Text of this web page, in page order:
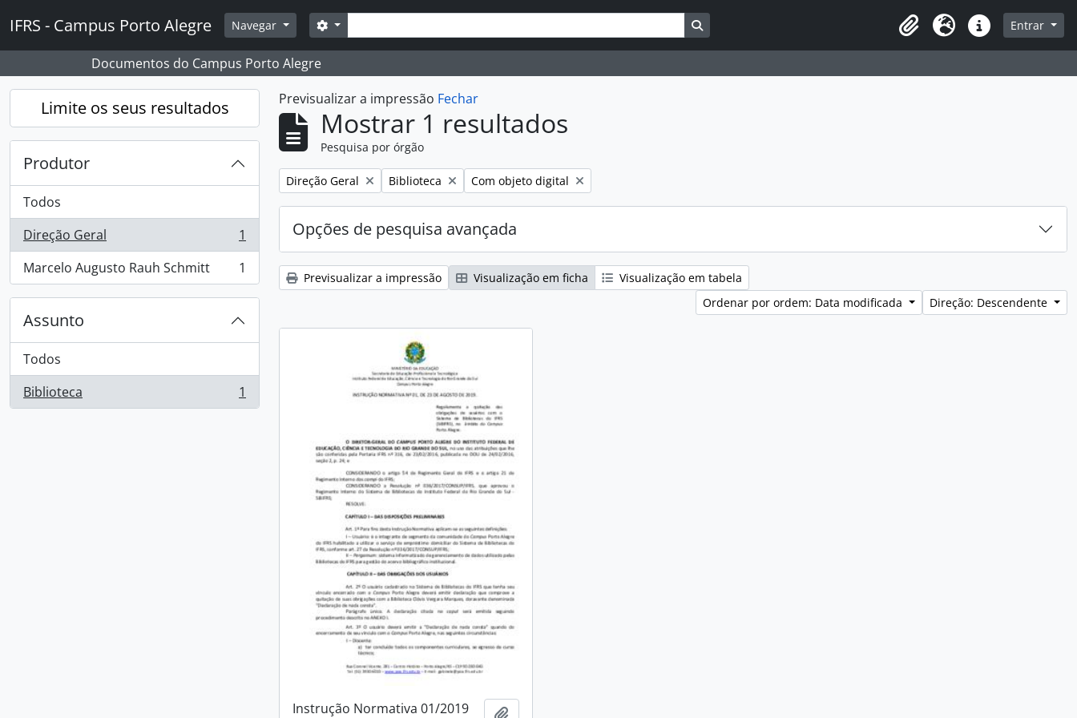
IFRS - Campus Porto Alegre Navegar Pesquisar
Opções de busca Busque na página de navegação
Idioma Ligações rápidas
Entrar
Documentos do Campus Porto Alegre
Limite os seus resultados
Produtor
Todos
Direção Geral
, 1 resultados
1
Marcelo Augusto Rauh Schmitt
, 1 resultados 1
Assunto
Todos
Biblioteca
, 1 resultados 1
Previsualizar a impressão Fechar
Mostrar 1 resultados
Pesquisa por órgão
Remover filtro:
Direção Geral Remover filtro:
Biblioteca Remover filtro:
Com objeto digital
Opções de pesquisa avançada
Previsualizar a impressão Visualização em ficha
Visualização em tabela
Ordenar por ordem: Data modificada
Direção: Descendente
Instrução Normativa 01/2019